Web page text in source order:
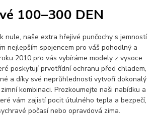
100–300 DEN
nule, naše extra hřejivé punčochy s jemností
nejlepším spojencem pro váš pohodlný a
2010 pro vás vybíráme modely z vysoce
poskytují prvotřídní ochranu před chladem,
a díky své neprůhlednosti vytvoří dokonalý
kombinaci. Prozkoumejte naši nabídku a
vám zajistí pocit útulného tepla a bezpečí,
počasí nebo opravdová zima.